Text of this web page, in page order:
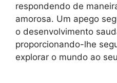
respondendo de
amorosa. Um apego
o desenvolvimento
proporcionando-lhe
explorar o mundo ao